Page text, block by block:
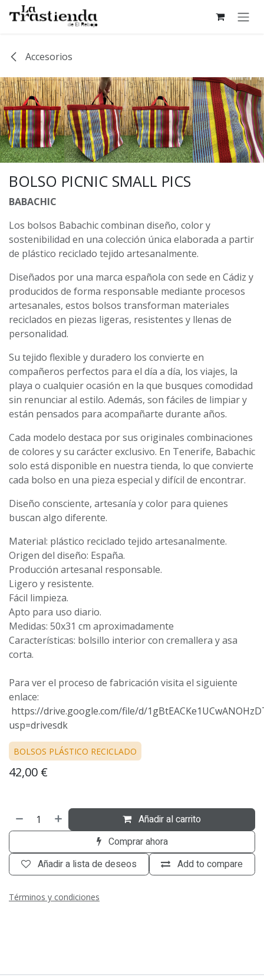
Ir al contenido
Accesorios
BOLSO PICNIC SMALL PICS
BABACHIC
Los bolsos Babachic combinan diseño, color y
sostenibilidad en una colección única elaborada a partir
de plástico reciclado tejido artesanalmente.
Diseñados por una marca española con sede en Cádiz y
producidos de forma responsable mediante procesos
artesanales, estos bolsos transforman materiales
reciclados en piezas ligeras, resistentes y llenas de
personalidad.
Su tejido flexible y duradero los convierte en
compañeros perfectos para el día a día, los viajes, la
playa o cualquier ocasión en la que busques comodidad
sin renunciar al estilo. Además, son fáciles de limpiar y
están pensados para acompañarte durante años.
Cada modelo destaca por sus originales combinaciones
de colores y su carácter exclusivo. En Tenerife, Babachic
solo está disponible en nuestra tienda, lo que convierte
cada bolso en una pieza especial y difícil de encontrar.
Diseño consciente, artesanía y color para quienes
buscan algo diferente.
Material: plástico reciclado tejido artesanalmente.
Origen del diseño: España.
Producción artesanal responsable.
Ligero y resistente.
Fácil limpieza.
Apto para uso diario.
Medidas: 50x31 cm aproximadamente
Características: bolsillo interior con cremallera y asa
corta.
Para ver el proceso de fabricación visita el siguiente
enlace:
https://drive.google.com/file/d/
usp=drivesdk
BOLSOS PLÁSTICO RECICLADO
42,00 €
Añadir al carrito
Comprar ahora
Add to compare
Añadir a lista de deseos
Términos y condiciones